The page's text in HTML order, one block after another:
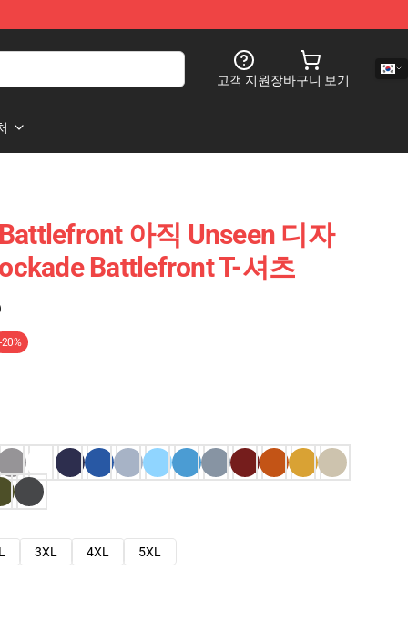
고객 지원장바구니 보기
아직 Unseen 디자
Battlefront T-셔츠
-20%
3XL 4XL
5XL